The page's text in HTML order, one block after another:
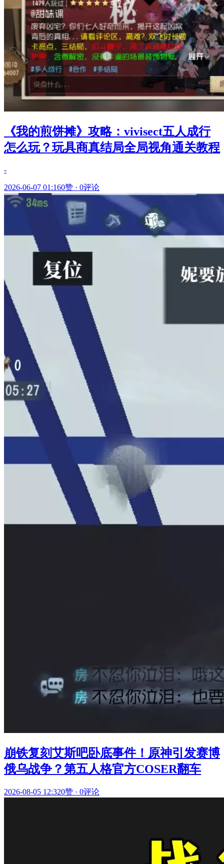
《我的煎饼摊》攻略：vivisect五人成行
怎么玩？玩具商真结局全局视角通关教程
-
2026-06-07 01:160赞 · 0评论
崩铁复刻艾斯吧卧底事件！原神引发赛博
俄乌战争？第五人格官方COSER翻车
2026-08-05 12:320赞 · 0评论